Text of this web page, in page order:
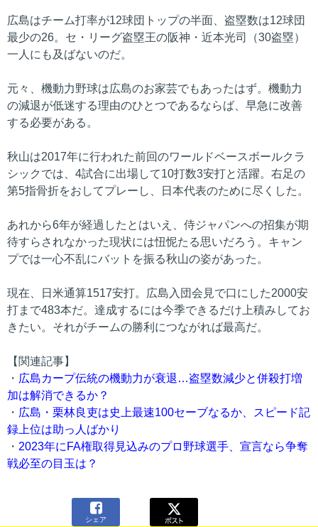
広島はチーム打率が12球団トップの半面、盗塁数は12球団
最少の26。セ・リーグ盗塁王の阪神・近本光司（30盗塁）
一人にも及ばないのだ。
元々、機動力野球は広島のお家芸でもあったはず。機動力
の減退が低迷する理由のひとつであるならば、早急に改善
する必要がある。
秋山は2017年に行われた前回のワールドベースボールクラ
シックでは、4試合に出場して10打数3安打と活躍。右足の
第5指骨折をおしてプレーし、日本代表のために尽くした。
あれから6年が経過したとはいえ、侍ジャパンへの招集が期
待すらされなかった現状には忸怩たる思いだろう。キャン
プでは一心不乱にバットを振る秋山の姿があった。
現在、日米通算1517安打。広島入団会見で口にした2000安
打まで483本だ。達成するには今季できるだけ上積みしてお
きたい。それがチームの勝利につながれば最高だ。
【関連記事】
・ 広島カープ伝統の機動力が衰退…盗塁数減少と併殺打増
加は解消できるか？
・ 広島・栗林良吏は史上最速100セーブなるか、スピード記
録上位は助っ人ばかり
・ 2023年にFA権取得見込みのプロ野球選手、宣言なら争奪
戦必至の目玉は？

シェア